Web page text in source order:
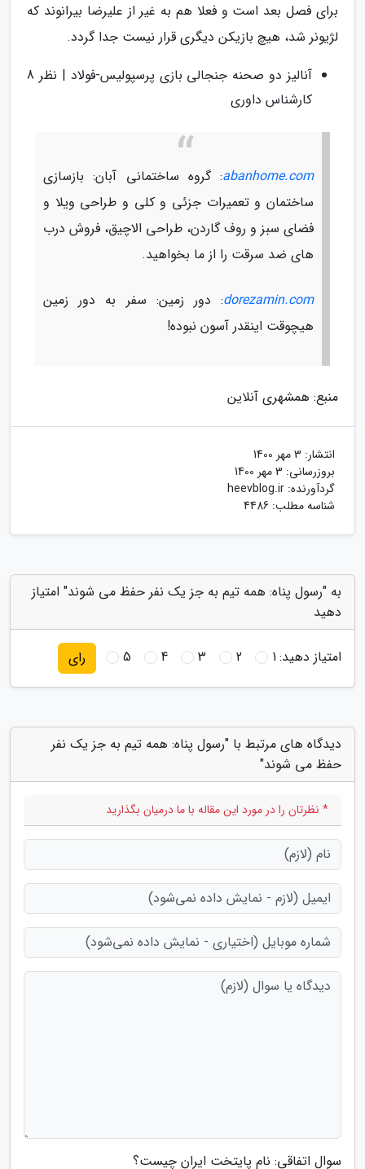
برای فصل بعد است و فعلا هم به غیر از علیرضا بیرانوند که
لژیونر شد، هیچ بازیکن دیگری قرار نیست جدا گردد.
آنالیز دو صحنه جنجالی بازی پرسپولیس-فولاد | نظر 8
کارشناس داوری
abanhome.com: گروه ساختمانی آبان: بازسازی
ساختمان و تعمیرات جزئی و کلی و طراحی ویلا و
فضای سبز و روف گاردن، طراحی الاچیق، فروش درب
های ضد سرقت را از ما بخواهید.
dorezamin.com: دور زمین: سفر به دور زمین
هیچوقت اینقدر آسون نبوده!
منبع: همشهری آنلاین
انتشار: 3 مهر 1400
بروزرسانی: 3 مهر 1400
گردآورنده: heevblog.ir
شناسه مطلب: 4486
به "رسول پناه: همه تیم به جز یک نفر حفظ می شوند" امتیاز
دهید
امتیاز دهید:1
2
3
4
5 رای
دیدگاه های مرتبط با "رسول پناه: همه تیم به جز یک نفر
حفظ می شوند"
* نظرتان را در مورد این مقاله با ما درمیان بگذارید
سوال اتفاقی: نام پایتخت ایران چیست؟